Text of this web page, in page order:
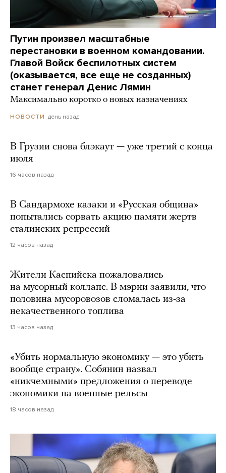
Путин произвел масштабные
перестановки в военном командовании.
Главой Войск беспилотных систем
(оказывается, все еще не созданных)
станет генерал Денис Лямин
Максимально коротко о новых назначениях
НОВОСТИ день назад
В Грузии снова блэкаут — уже третий с конца
июля
16 часов назад
В Сандармохе казаки и «Русская община»
попытались сорвать акцию памяти жертв
сталинских репрессий
12 часов назад
Жители Каспийска пожаловались
на мусорный коллапс. В мэрии заявили, что
половина мусоровозов сломалась из-за
некачественного топлива
13 часов назад
«Убить нормальную экономику — это убить
вообще страну». Собянин назвал
«никчемными» предложения о переводе
экономики на военные рельсы
18 часов назад